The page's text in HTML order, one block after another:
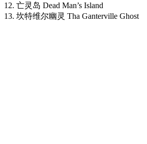
12. 亡灵岛 Dead Man’s Island
13. 坎特维尔幽灵 Tha Ganterville Ghost